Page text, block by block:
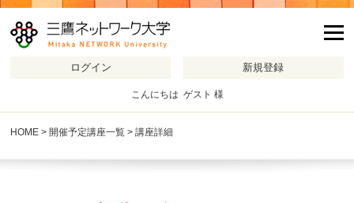
こんにちは ゲスト 様
HOME > 開催予定講座一覧 > 講座詳細